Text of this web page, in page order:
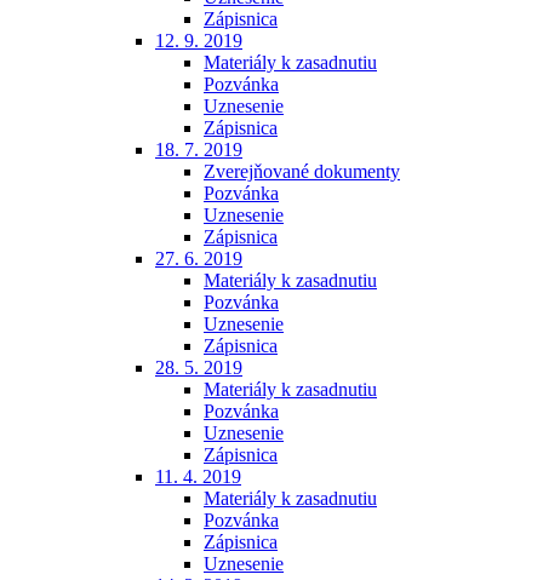
Zápisnica
12. 9. 2019
Materiály k zasadnutiu
Pozvánka
Uznesenie
Zápisnica
18. 7. 2019
Zverejňované dokumenty
Pozvánka
Uznesenie
Zápisnica
27. 6. 2019
Materiály k zasadnutiu
Pozvánka
Uznesenie
Zápisnica
28. 5. 2019
Materiály k zasadnutiu
Pozvánka
Uznesenie
Zápisnica
11. 4. 2019
Materiály k zasadnutiu
Pozvánka
Zápisnica
Uznesenie